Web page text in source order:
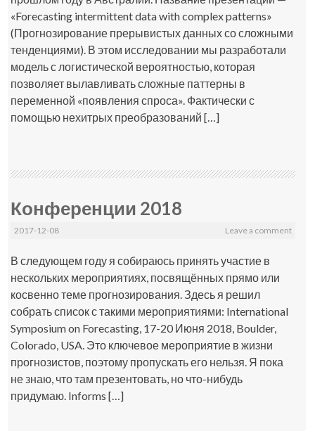
«Forecasting intermittent data with complex patterns»
(Прогнозирование прерывистых данных со сложными
тенденциями). В этом исследовании мы разработали
модель с логистической вероятностью, которая
позволяет вылавливать сложные паттерны в
переменной «появления спроса». Фактически с
помощью нехитрых преобразований […]
Конференции 2018
2017-12-08 Leave a comment
В следующем году я собираюсь принять участие в
нескольких мероприятиях, посвящённых прямо или
косвенно теме прогнозирования. Здесь я решил
собрать список с такими мероприятиями: International
Symposium on Forecasting, 17-20 Июня 2018, Boulder,
Colorado, USA. Это ключевое мероприятие в жизни
прогнозистов, поэтому пропускать его нельзя. Я пока
не знаю, что там презентовать, но что-нибудь
придумаю. Informs […]